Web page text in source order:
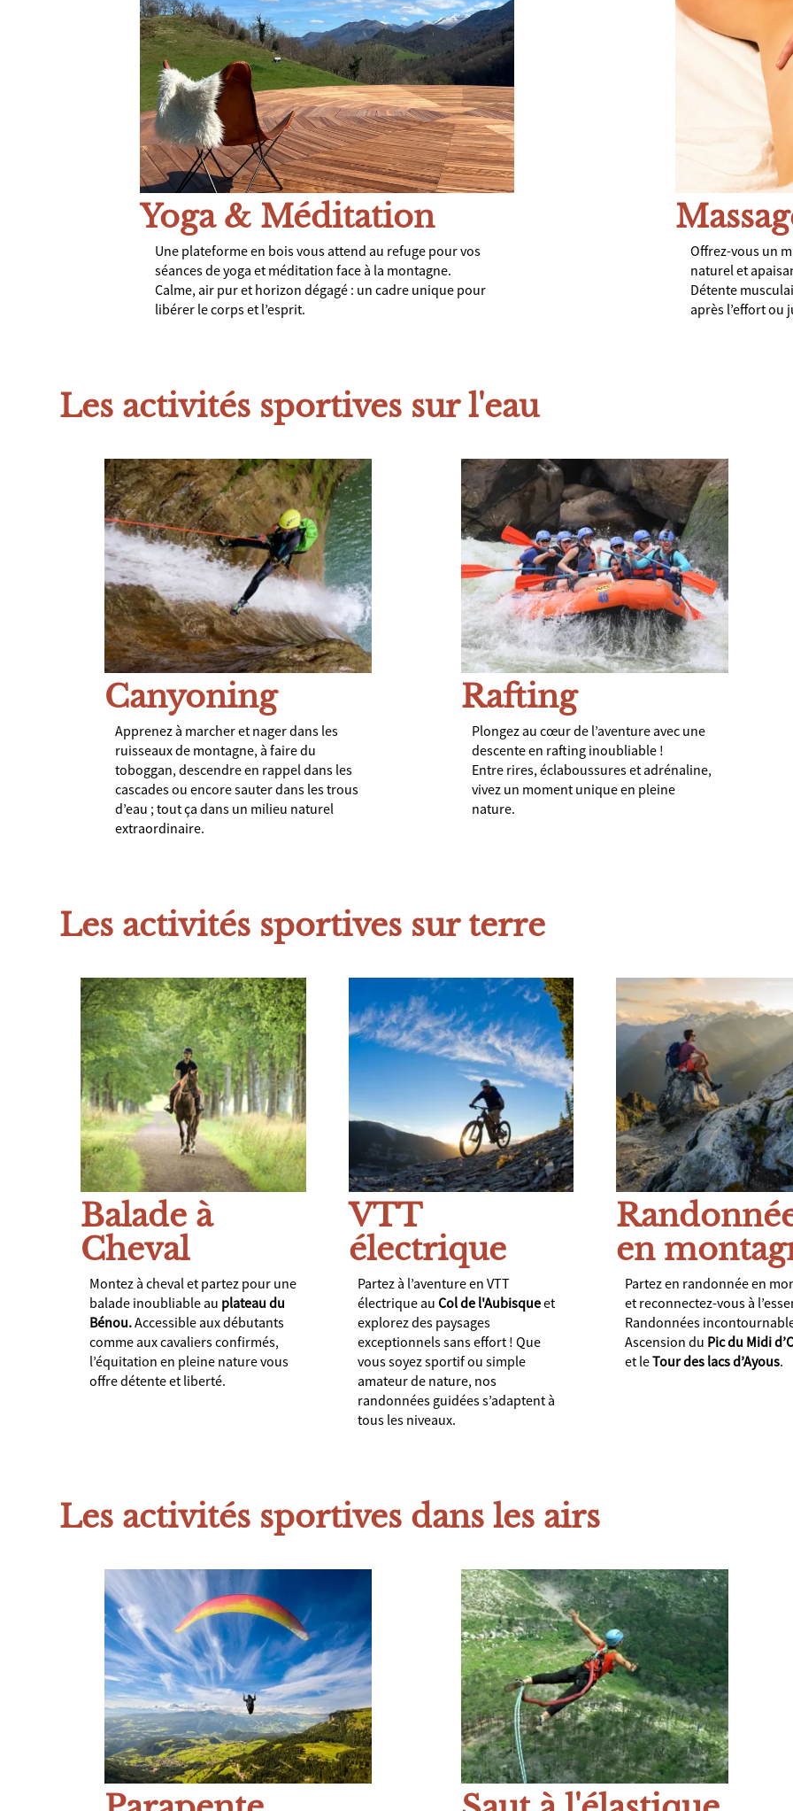
Yoga & Méditation
Une plateforme en bois vous attend au refuge pour vos
séances de yoga et méditation face à la montagne.
Calme, air pur et horizon dégagé : un cadre unique pour
libérer le corps et l’esprit.
Offrez-vous un
naturel et
Détente
après l’effort ou
Les activités sportives sur l'eau
Canyoning
Apprenez à marcher et nager dans les
ruisseaux de montagne, à faire du
toboggan, descendre en rappel dans les
cascades ou encore sauter dans les trous
d’eau ; tout ça dans un milieu naturel
extraordinaire.
Rafting
Plongez au cœur de l’aventure avec une
descente en rafting inoubliable !
Entre rires, éclaboussures et adrénaline,
vivez un moment unique en pleine
nature.
Les activités sportives sur terre
Balade à
Cheval
Montez à cheval et partez pour une
balade inoubliable au plateau du
Bénou.Accessible aux débutants
comme aux cavaliers confirmés,
l’équitation en pleine nature vous
offre détente et liberté.
VTT
électrique
Partez à l’aventure en VTT
électrique au Col de l'Aubisqueet
explorez des paysages
exceptionnels sans effort ! Que
vous soyez sportif ou simple
amateur de nature, nos
randonnées guidées s’adaptent à
tous les niveaux.
en
Partez en randonnée en
et reconnectez-vous à
Randonnées
Ascension du Pic du Midi
et leTour des lacs d’Ayous.
Les activités sportives dans les airs